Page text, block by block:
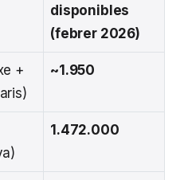
disponibles
(febrer 2026)
+
~1.950
1.472.000